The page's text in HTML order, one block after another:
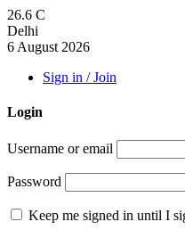
26.6 C
Delhi
6 August 2026
Sign in / Join
Login
Username or email
Password
Keep me signed in until I